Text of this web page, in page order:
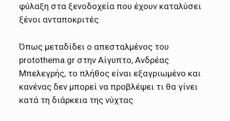
φύλαξη στα ξενοδοχεία που έχουν καταλύσει
ξένοι ανταποκριτές.
Όπως μεταδίδει ο απεσταλμένος του
protothema.gr στην Αίγυπτο, Ανδρέας
Μπελεγρής, το πλήθος είναι εξαγριωμένο και
κανένας δεν μπορεί να προβλέψει τι θα γίνει
κατά τη διάρκεια της νύχτας.